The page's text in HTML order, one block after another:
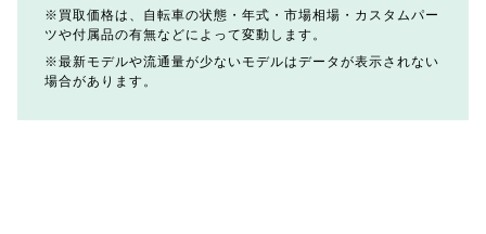
買取価格は、自転車の状態・年式・市場相場・カスタムパー
ツや付属品の有無などによって変動します。
最新モデルや流通量が少ないモデルはデータが表示されない
場合があります。